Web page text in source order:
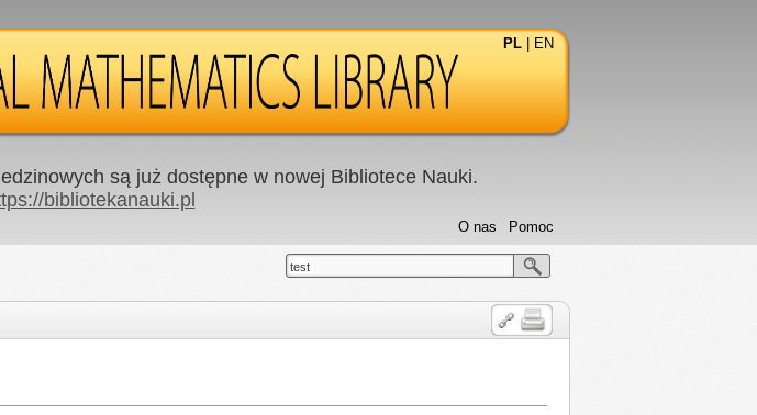
PL EN
są już dostępne w nowej Bibliotece Nauki.
bibliotekanauki.pl
Pomoc
O nas
test